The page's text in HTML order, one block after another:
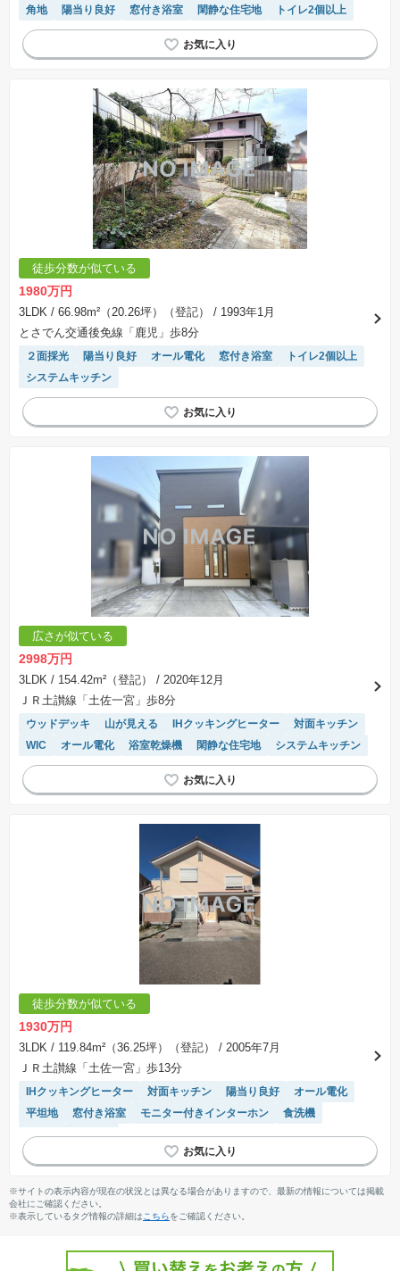
角地 陽当り良好 窓付き浴室 閑静な住宅地 トイレ2個以上
徒歩分数が似ている
1980万円
3LDK / 66.98m²（20.26坪）（登記）
/ 1993年1月
とさでん交通後免線「鹿児」歩8分
２面採光 陽当り良好 オール電化 窓付き浴室
トイレ2個以上
システムキッチン
広さが似ている
2998万円
3LDK / 154.42m²（登記）
/ 2020年12月
ＪＲ土讃線「土佐一宮」歩8分
ウッドデッキ 山が見える IHクッキングヒーター
対面キッチン
WIC
オール電化 浴室乾燥機 閑静な住宅地 システムキッチン
徒歩分数が似ている
1930万円
3LDK / 119.84m²（36.25坪）（登記）
/ 2005年7月
ＪＲ土讃線「土佐一宮」歩13分
IHクッキングヒーター 対面キッチン 陽当り良好
オール電化
平坦地
窓付き浴室 モニター付きインターホン
食洗機
システムキッチン
※サイトの表示内容が現在の状況とは異なる場合がありますので、最新の情報については掲載
会社にご確認ください。
※表示しているタグ情報の詳細は こちらをご確認ください。